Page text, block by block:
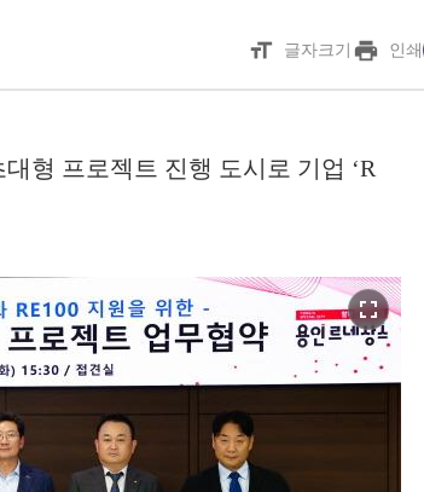
format_size 글자크기 print 인쇄
형 프로젝트 진행 도시로 기업 ‘R
fullscreen